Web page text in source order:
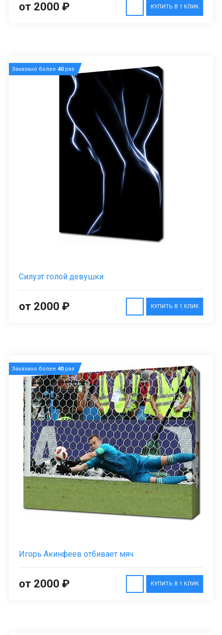
КУПИТЬ В 1 КЛИК
от 2000 ₽
Заказано более 40раз
Силуэт голой девушки
КУПИТЬ В 1 КЛИК
от 2000 ₽
Заказано более 40раз
Игорь Акинфеев отбивает мяч
КУПИТЬ В 1 КЛИК
от 2000 ₽